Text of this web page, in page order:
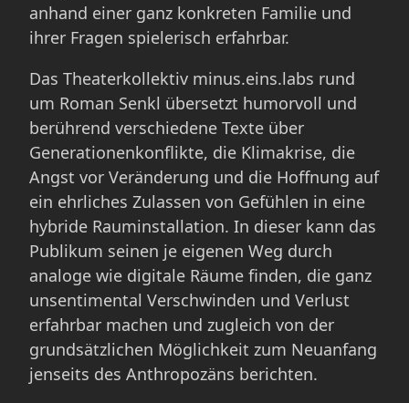
anhand einer ganz konkreten Familie und
ihrer Fragen spielerisch erfahrbar.
Das Theaterkollektiv minus.eins.labs rund
um Roman Senkl übersetzt humorvoll und
berührend verschiedene Texte über
Generationenkonflikte, die Klimakrise, die
Angst vor Veränderung und die Hoffnung auf
ein ehrliches Zulassen von Gefühlen in eine
hybride Rauminstallation. In dieser kann das
Publikum seinen je eigenen Weg durch
analoge wie digitale Räume finden, die ganz
unsentimental Verschwinden und Verlust
erfahrbar machen und zugleich von der
grundsätzlichen Möglichkeit zum Neuanfang
jenseits des Anthropozäns berichten.